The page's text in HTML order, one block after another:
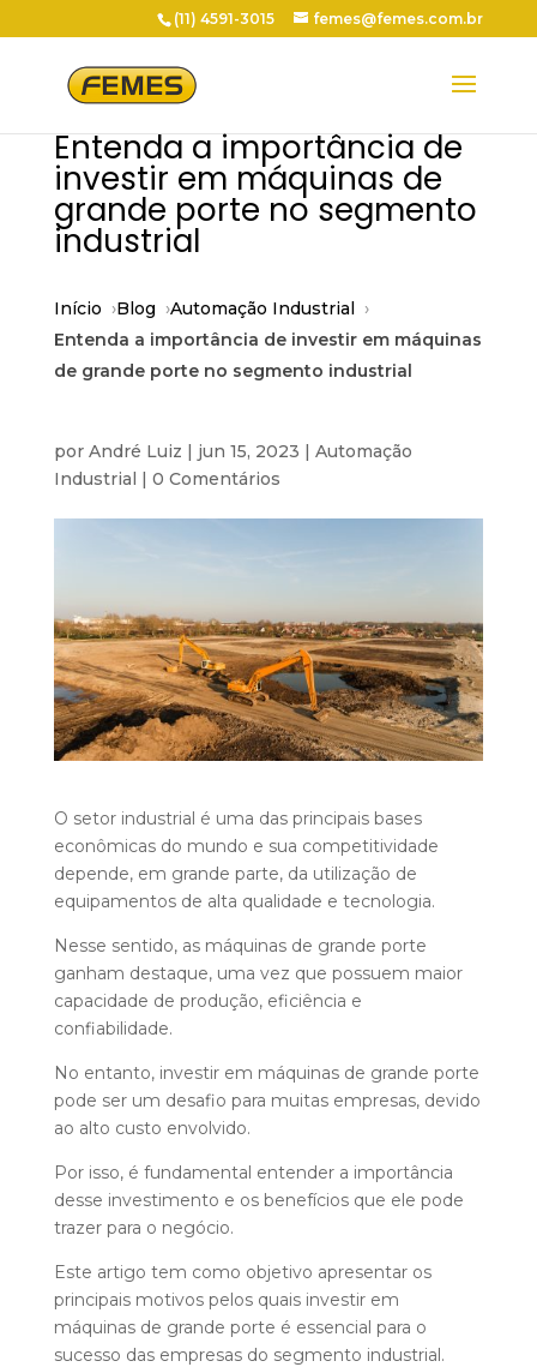
(11) 4591-3015 femes@femes.com.br
Entenda a importância de
investir em máquinas de
grande porte no segmento
industrial
Início Blog
Automação Industrial
Entenda a importância de investir em máquinas
de grande porte no segmento industrial
por André Luiz | jun 15, 2023 | Automação
Industrial | 0 Comentários
O setor industrial é uma das principais bases
econômicas do mundo e sua competitividade
depende, em grande parte, da utilização de
equipamentos de alta qualidade e tecnologia.
Nesse sentido, as máquinas de grande porte
ganham destaque, uma vez que possuem maior
capacidade de produção, eficiência e
confiabilidade.
No entanto, investir em máquinas de grande porte
pode ser um desafio para muitas empresas, devido
ao alto custo envolvido.
Por isso, é fundamental entender a importância
desse investimento e os benefícios que ele pode
trazer para o negócio.
Este artigo tem como objetivo apresentar os
principais motivos pelos quais investir em
máquinas de grande porte é essencial para o
sucesso das empresas do segmento industrial.